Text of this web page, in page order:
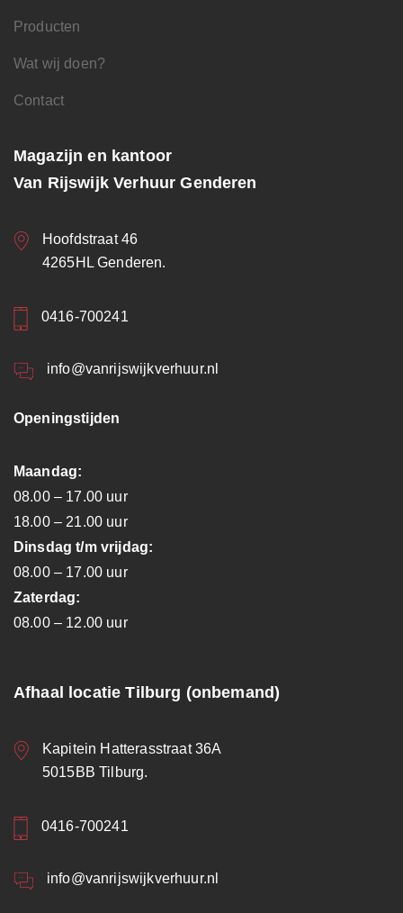
Producten
Wat wij doen?
Contact
Magazijn en kantoor
Van Rijswijk Verhuur Genderen
Hoofdstraat 46
4265HL Genderen.
0416-700241
info@vanrijswijkverhuur.nl
Openingstijden
Maandag:
08.00 – 17.00 uur
18.00 – 21.00 uur
Dinsdag t/m vrijdag:
08.00 – 17.00 uur
Zaterdag:
08.00 – 12.00 uur
Afhaal locatie Tilburg (onbemand)
Kapitein Hatterasstraat 36A
5015BB Tilburg.
0416-700241
info@vanrijswijkverhuur.nl